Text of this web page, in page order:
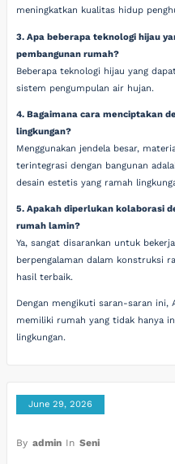
meningkatkan kualitas hidup
3. Apa beberapa teknologi hijau
pembangunan rumah?
Beberapa teknologi hijau yang
sistem pengumpulan air hujan.
4. Bagaimana cara menciptakan
lingkungan?
Menggunakan jendela besar,
terintegrasi dengan bangunan
desain estetis yang ramah
5. Apakah diperlukan kolaborasi
rumah lamin?
Ya, sangat disarankan untuk
berpengalaman dalam konstruksi
hasil terbaik.
Dengan mengikuti saran-saran ini,
memiliki rumah yang tidak hanya
lingkungan.
June 29, 2026
By admin In Seni